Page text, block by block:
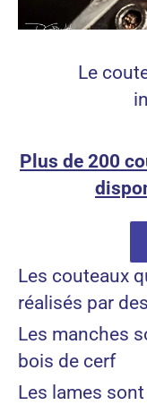
Le
Plus de 200
Les couteaux
réalisés par
Les manches
bois de cerf
Les lames